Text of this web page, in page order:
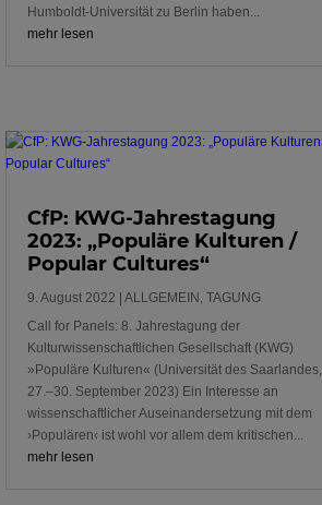
Humboldt-Universität zu Berlin haben...
mehr lesen
CfP: KWG-Jahrestagung
2023: „Populäre Kulturen /
Popular Cultures“
9. August 2022 ALLGEMEIN , TAGUNG
Call for Panels: 8. Jahrestagung der
Kulturwissenschaftlichen Gesellschaft (KWG)
»Populäre Kulturen« (Universität des Saarlandes,
27.–30. September 2023) Ein Interesse an
wissenschaftlicher Auseinandersetzung mit dem
›Populären‹ ist wohl vor allem dem kritischen...
mehr lesen